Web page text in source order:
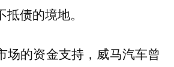
债的境地。
场的资金支持，威马汽车曾